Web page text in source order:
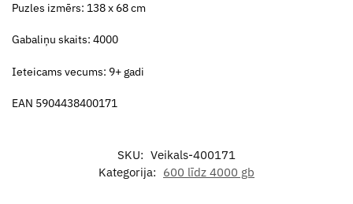
Puzles izmērs: 138 x 68 cm
Gabaliņu skaits: 4000
Ieteicams vecums: 9+ gadi
EAN 5904438400171
SKU: Veikals-400171
Kategorija: 600 līdz 4000 gb